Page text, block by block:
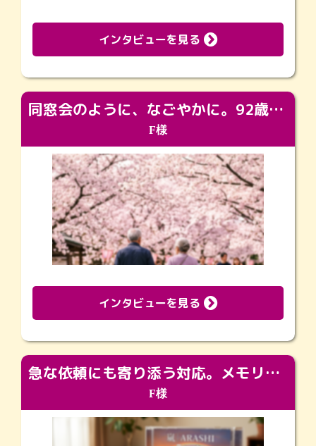
インタビューを見る
同窓会のように、なごやかに。92歳の旅立ちを彩った、再会と感謝の場
F様
インタビューを見る
急な依頼にも寄り添う対応。メモリアルコーナーで振り返る大切な日々
F様